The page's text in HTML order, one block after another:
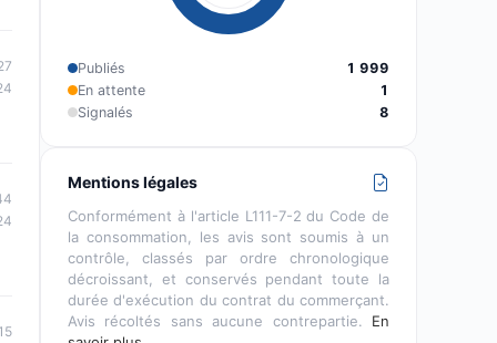
Publiés
1 999
En attente
1
Signalés
8
Mentions légales
Conformément à l'article L111-7-2 du Code de
la consommation, les avis sont soumis à un
contrôle, classés par ordre chronologique
décroissant, et conservés pendant toute la
durée d'exécution du contrat du commerçant.
Avis récoltés sans aucune contrepartie. En